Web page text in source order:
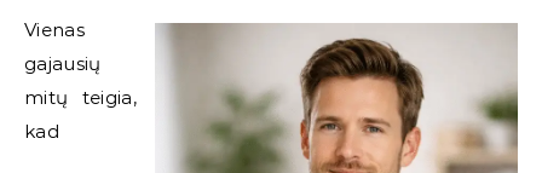
Vienas
gajausių
mitų teigia,
kad